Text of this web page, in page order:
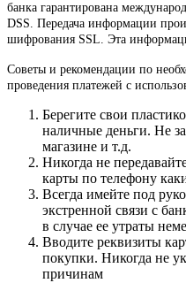
банка гарантирована
DSS. Передача информации
шифрования SSL. Эта
Советы и рекомендации по
проведения платежей с
Берегите свои
наличные деньги. Не
магазине и т.д.
Никогда не
карты по телефону
Всегда имейте под
экстренной связи с
в случае ее утраты
Вводите реквизиты
покупки. Никогда не
причинам